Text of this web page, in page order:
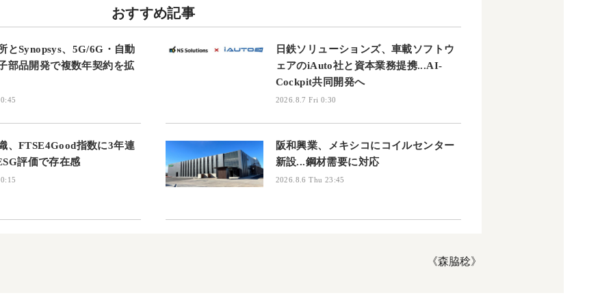
おすすめ記事
とSynopsys、5G/6G・自動
部品開発で複数年契約を拡
日鉄ソリューションズ、車載ソフトウ
ェアのiAuto社と資本業務提携...AI-
Cockpit共同開発へ
2026.8.7 Fri 0:30
、FTSE4Good指数に3年連
評価で存在感
阪和興業、メキシコにコイルセンター
新設...鋼材需要に対応
2026.8.6 Thu 23:45
《森脇稔》